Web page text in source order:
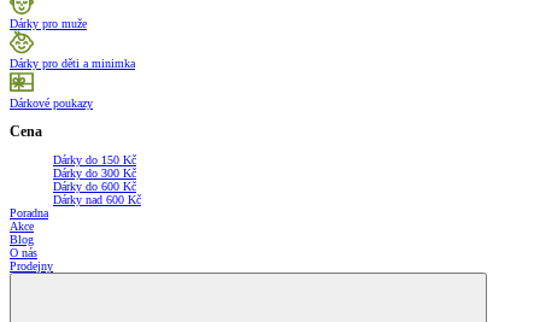
Dárky pro muže
Dárky pro děti a minimka
Dárkové poukazy
Cena
Dárky do 150 Kč
Dárky do 300 Kč
Dárky do 600 Kč
Dárky nad 600 Kč
Poradna
Akce
Blog
O nás
Prodejny